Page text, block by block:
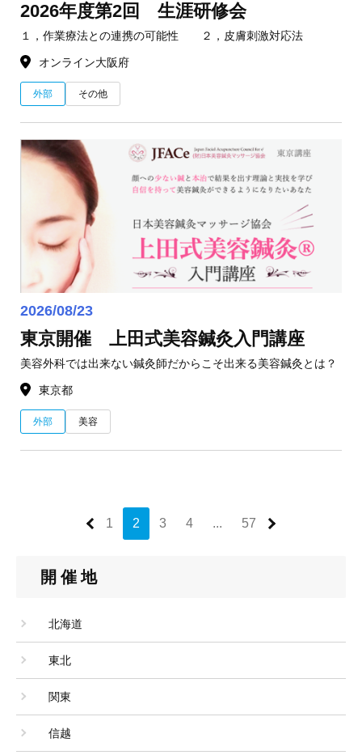
2026年度第2回 生涯研修会
１，作業療法との連携の可能性 ２，皮膚刺激対応法
オンライン大阪府
外部 その他
2026/08/23
東京開催 上田式美容鍼灸入門講座
美容外科では出来ない鍼灸師だからこそ出来る美容鍼灸とは？
東京都
外部 美容
1 2 3 4 ... 57
開催地
北海道
東北
関東
信越